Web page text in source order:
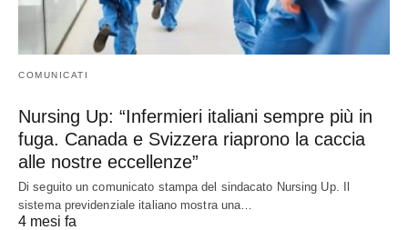
COMUNICATI
Nursing Up: “Infermieri italiani sempre più in
fuga. Canada e Svizzera riaprono la caccia
alle nostre eccellenze”
Di seguito un comunicato stampa del sindacato Nursing Up. Il
sistema previdenziale italiano mostra una…
4 mesi fa